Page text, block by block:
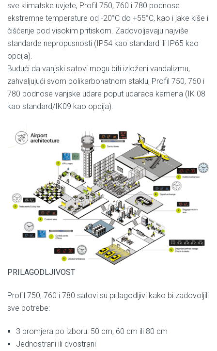
sve klimatske uvjete, Profil 750, 760 i 780 podnose
ekstremne temperature od -20°C do +55°C, kao i jake kiše i
čišćenje pod visokim pritiskom. Zadovoljavaju najviše
standarde nepropusnosti (IP54 kao standard ili IP65 kao
opcija).
Budući da vanjski satovi mogu biti izloženi vandalizmu,
zahvaljujući svom polikarbonatnom staklu, Profil 750, 760 i
780 podnose vanjske udare poput udaraca kamena (IK 08
kao standard/IK09 kao opcija).
PRILAGODLJIVOST
Profil 750, 760 i 780 satovi su prilagodljivi kako bi zadovoljili
sve potrebe:
3 promjera po izboru: 50 cm, 60 cm ili 80 cm
Jednostrani ili dvostrani